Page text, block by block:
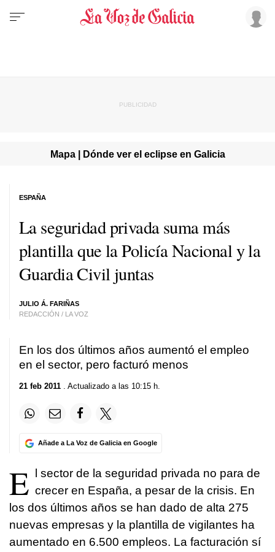
Mapa | Dónde ver el eclipse en Galicia
La seguridad privada suma más
plantilla que la Policía Nacional y la
Guardia Civil juntas
JULIO Á. FARIÑAS
REDACCIÓN / LA VOZ
ESPAÑA
En los dos últimos años aumentó el empleo
en el sector, pero facturó menos
21 feb 2011 . Actualizado a las 10:15 h.
Añade a La Voz de Galicia en Google
E
l sector de la seguridad privada no para de
crecer en España, a pesar de la crisis. En
los dos últimos años se han dado de alta 275
nuevas empresas y la plantilla de vigilantes ha
aumentado en 6.500 empleos. La facturación sí